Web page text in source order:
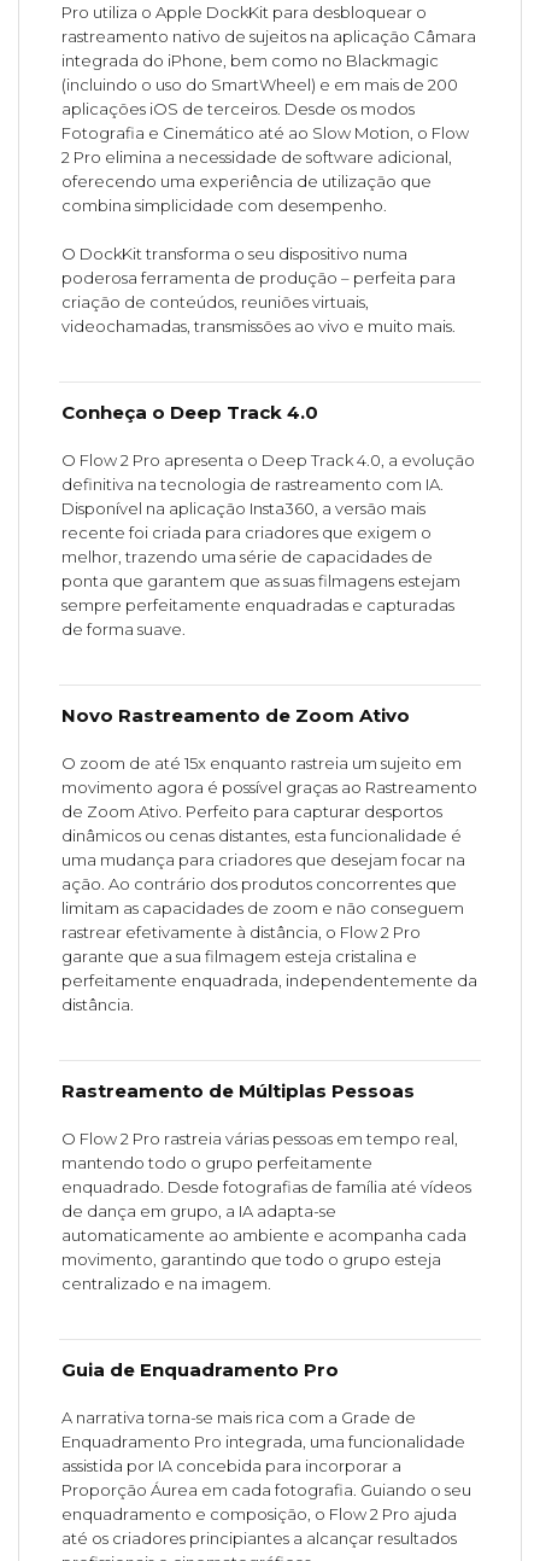
Pro utiliza o Apple DockKit para desbloquear o
rastreamento nativo de sujeitos na aplicação Câmara
integrada do iPhone, bem como no Blackmagic
(incluindo o uso do SmartWheel) e em mais de 200
aplicações iOS de terceiros. Desde os modos
Fotografia e Cinemático até ao Slow Motion, o Flow
2 Pro elimina a necessidade de software adicional,
oferecendo uma experiência de utilização que
combina simplicidade com desempenho.
O DockKit transforma o seu dispositivo numa
poderosa ferramenta de produção – perfeita para
criação de conteúdos, reuniões virtuais,
videochamadas, transmissões ao vivo e muito mais.
Conheça o Deep Track 4.0
O Flow 2 Pro apresenta o Deep Track 4.0, a evolução
definitiva na tecnologia de rastreamento com IA.
Disponível na aplicação Insta360, a versão mais
recente foi criada para criadores que exigem o
melhor, trazendo uma série de capacidades de
ponta que garantem que as suas filmagens estejam
sempre perfeitamente enquadradas e capturadas
de forma suave.
Novo Rastreamento de Zoom Ativo
O zoom de até 15x enquanto rastreia um sujeito em
movimento agora é possível graças ao Rastreamento
de Zoom Ativo. Perfeito para capturar desportos
dinâmicos ou cenas distantes, esta funcionalidade é
uma mudança para criadores que desejam focar na
ação. Ao contrário dos produtos concorrentes que
limitam as capacidades de zoom e não conseguem
rastrear efetivamente à distância, o Flow 2 Pro
garante que a sua filmagem esteja cristalina e
perfeitamente enquadrada, independentemente da
distância.
Rastreamento de Múltiplas Pessoas
O Flow 2 Pro rastreia várias pessoas em tempo real,
mantendo todo o grupo perfeitamente
enquadrado. Desde fotografias de família até vídeos
de dança em grupo, a IA adapta-se
automaticamente ao ambiente e acompanha cada
movimento, garantindo que todo o grupo esteja
centralizado e na imagem.
Guia de Enquadramento Pro
A narrativa torna-se mais rica com a Grade de
Enquadramento Pro integrada, uma funcionalidade
assistida por IA concebida para incorporar a
Proporção Áurea em cada fotografia. Guiando o seu
enquadramento e composição, o Flow 2 Pro ajuda
até os criadores principiantes a alcançar resultados